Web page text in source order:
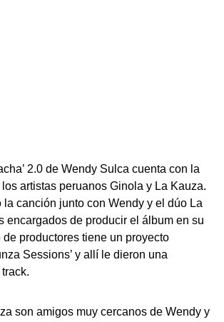
2.0 de Wendy Sulca cuenta con la
artistas peruanos Ginola y La Kauza.
la canción junto con Wendy y el dúo La
encargados de producir el álbum en su
productores tiene un proyecto
Sessions’ y allí le dieron una
son amigos muy cercanos de Wendy y